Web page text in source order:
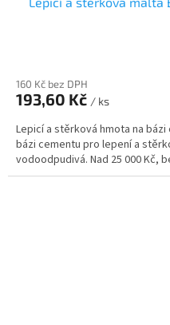
160 Kč bez DPH
193,60 Kč / ks
Lepicí a stěrková hmota na
bázi cementu pro lepení a
vodoodpudivá. Nad 25 000 Kč,